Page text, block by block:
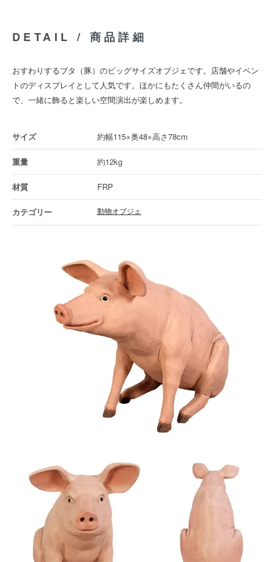
DETAIL / 商品詳細
おすわりするブタ（豚）のビッグサイズオブジェです。店舗やイベン
トのディスプレイとして人気です。ほかにもたくさん仲間がいるの
で、一緒に飾ると楽しい空間演出が楽しめます。
約幅115×奥48×高さ78cm
約12kg
FRP
動物オブジェ